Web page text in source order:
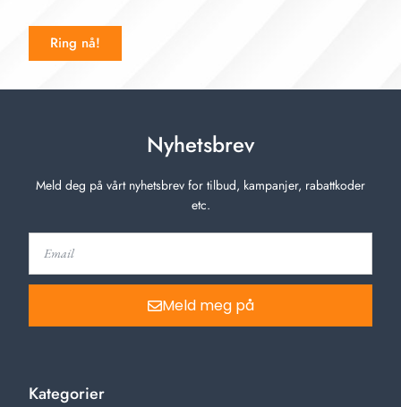
Ring nå!
Nyhetsbrev
Meld deg på vårt nyhetsbrev for tilbud, kampanjer, rabattkoder
etc.
Meld meg på
Kategorier